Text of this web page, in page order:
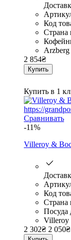
Код
Страна
Arzberg
2 854₴
Купить
Купить в 1
Сравнивать
-11%
Villeroy &
Код
Страна
Посуда
Villeroy
2 302₴ 2 050₴